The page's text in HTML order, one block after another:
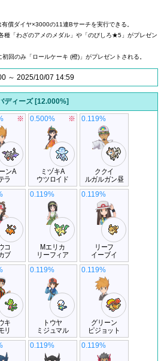
償ダイヤ×3000の11連Bサーチを実行できる。
「わざのアメのメダル」や「のびしろ★5」がプレゼン
初回のみ「ロールケーキ (橙)」がプレゼントされる。
～ 2025/10/07 14:59
ディーズ [12.000%]
ンA
ラ
※
ミヅキA
ウツロイド
0.500% ※
ククイ
ルガルガン昼
0.119%
コ
ブ
Mエリカ
リーフィア
0.119%
リーフ
イーブイ
0.119%
キ
リ
トウヤ
ミジュマル
0.119%
グリーン
ピジョット
0.119%
0.119% 0.119%